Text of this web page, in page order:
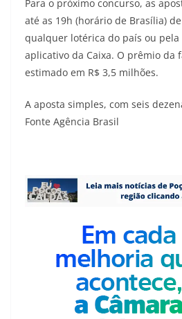
Para o próximo concurso, as
até as 19h (horário de Brasília)
qualquer lotérica do país ou
aplicativo da Caixa. O prêmio da
estimado em R$ 3,5 milhões.
A aposta simples, com seis
Fonte Agência Brasil